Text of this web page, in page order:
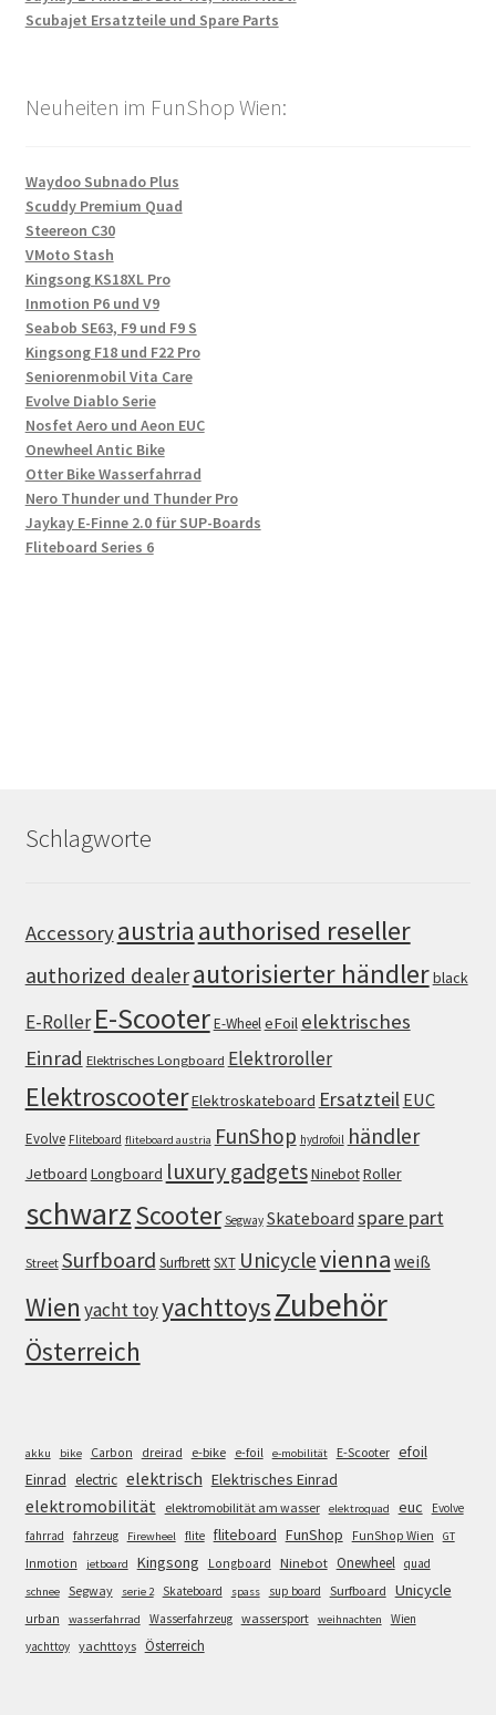
Scubajet Ersatzteile und Spare Parts
Neuheiten im FunShop Wien:
Waydoo Subnado Plus
Scuddy Premium Quad
Steereon C30
VMoto Stash
Kingsong KS18XL Pro
Inmotion P6 und V9
Seabob SE63, F9 und F9 S
Kingsong F18 und F22 Pro
Seniorenmobil Vita Care
Evolve Diablo Serie
Nosfet Aero und Aeon EUC
Onewheel Antic Bike
Otter Bike Wasserfahrrad
Nero Thunder und Thunder Pro
Jaykay E-Finne 2.0 für SUP-Boards
Fliteboard Series 6
Schlagworte
Accessoryaustria authorised reseller
authorized dealerautorisierter händlerblack
E-Roller E-ScooterE-WheeleFoil elektrisches
Einrad Elektrisches Longboard Elektroroller
ElektroscooterElektroskateboard Ersatzteil EUC
Evolve Fliteboard fliteboard austria FunShop hydrofoil händler
Jetboard Longboard luxury gadgetsNinebotRoller
schwarzScooter Segway Skateboard spare part
Street Surfboard SurfbrettSXT Unicyclevienna weiß
Wien yacht toyyachttoysZubehör
Österreich
akku bike Carbon dreirad e-bike e-foil e-mobilität E-Scooter efoil
Einrad electric elektrisch Elektrisches Einrad
elektromobilität elektromobilität am wasser elektroquad euc
Evolve
fahrrad
fahrzeug Firewheel flite fliteboard FunShop FunShop Wien GT
Inmotion jetboard Kingsong Longboard Ninebot Onewheel quad
schnee Segway serie 2 Skateboard spass sup board Surfboard Unicycle
urban wasserfahrrad Wasserfahrzeug wassersport weihnachten
Wien
yachttoy yachttoys Österreich